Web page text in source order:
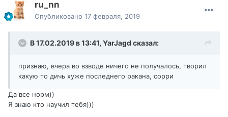
ru_nn
Опубликовано 17 февраля, 2019
В 17.02.2019 в 13:41, YarJagd сказал:
признаю, вчера во взводе ничего не получалось, творил
какую то дичь хуже последнего ракана, сорри
Да все норм))
Я знаю кто научил тебя)))